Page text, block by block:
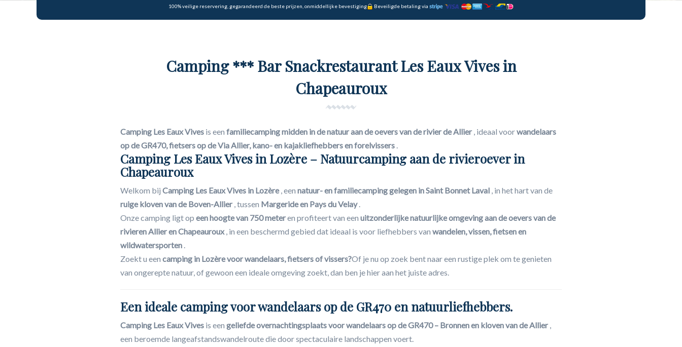
100% veilige reservering, gegarandeerd de beste prijzen, onmiddellijke bevestiging Beveiligde betaling via
Camping *** Bar Snackrestaurant Les Eaux Vives in
Chapeauroux
Camping Les Eaux Vives is een familiecamping midden in de natuur aan de oevers van de rivier de Allier , ideaal voorwandelaars
op de GR470, fietsers op de Via Allier, kano- en kajakliefhebbers en forelvissers .
Camping Les Eaux Vives in Lozère – Natuurcamping aan de rivieroever in
Chapeauroux
Welkom bij Camping Les Eaux Vives in Lozère, een natuur- en familiecamping gelegen in Saint Bonnet Laval , in het hart van de
ruige kloven van de Boven-Allier , tussen Margeride en Pays du Velay.
Onze camping ligt op een hoogte van 750 meteren profiteert van een uitzonderlijke natuurlijke omgeving aan de oevers van de
rivieren Allier en Chapeauroux, in een beschermd gebied dat ideaal is voor liefhebbers van wandelen, vissen, fietsen en
wildwatersporten .
Zoekt u een camping in Lozère voor wandelaars, fietsers of vissers?Of je nu op zoek bent naar een rustige plek om te genieten
van ongerepte natuur, of gewoon een ideale omgeving zoekt, dan ben je hier aan het juiste adres.
Een ideale camping voor wandelaars op de GR470 en natuurliefhebbers.
Camping Les Eaux Vives is een geliefde overnachtingsplaats voor wandelaars op de GR470 – Bronnen en kloven van de Allier ,
een beroemde langeafstandswandelroute die door spectaculaire landschappen voert.